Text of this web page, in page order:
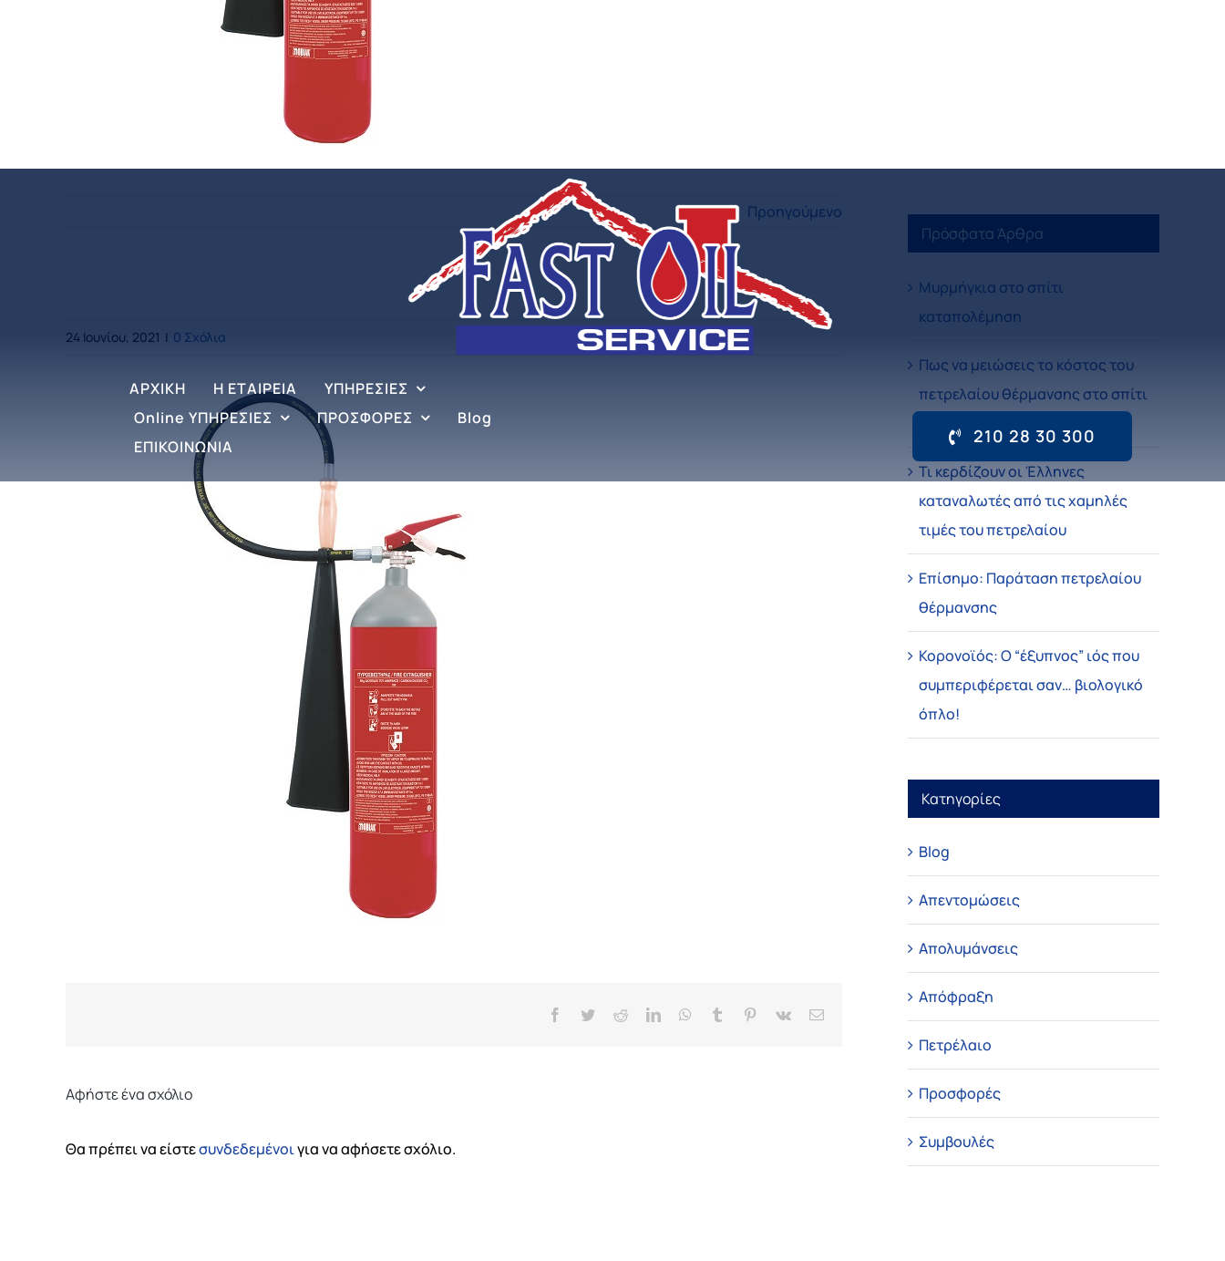
ΑΡΧΙΚΗ Η ΕΤΑΙΡΕΙΑ
ΥΠΗΡΕΣΙΕΣ
Online ΥΠΗΡΕΣΙΕΣ
ΠΡΟΣΦΟΡΕΣ
Blog
ΕΠΙΚΟΙΝΩΝΙΑ
210 28 30 300
Προηγούμενο
Φορητός Πυροσβεστήρας Διοξειδίου του Άνθρακα CO2 5Kg
24 Ιουνίου, 2021 | 0 Σχόλια
Facebook
TwitterRedditLinkedInWhatsApp
Tumblr Pinterest
Vk Email
Αφήστε ένα σχόλιο
Θα πρέπει να είστεσυνδεδεμένοιγια να αφήσετε σχόλιο.
Πρόσφατα Άρθρα
Μυρμήγκια στο σπίτι
καταπολέμηση
Πως να μειώσεις το κόστος του
πετρελαίου θέρμανσης στο σπίτι
Τι κερδίζουν οι Έλληνες
καταναλωτές από τις χαμηλές
τιμές του πετρελαίου
Επίσημο: Παράταση πετρελαίου
θέρμανσης
Κορονοϊός: Ο “έξυπνος” ιός που
συμπεριφέρεται σαν… βιολογικό
όπλο!
Κατηγορίες
Blog
Απεντομώσεις
Απολυμάνσεις
Απόφραξη
Πετρέλαιο
Προσφορές
Συμβουλές